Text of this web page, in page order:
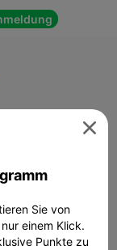

Sie von
einem Klick.
Punkte zu